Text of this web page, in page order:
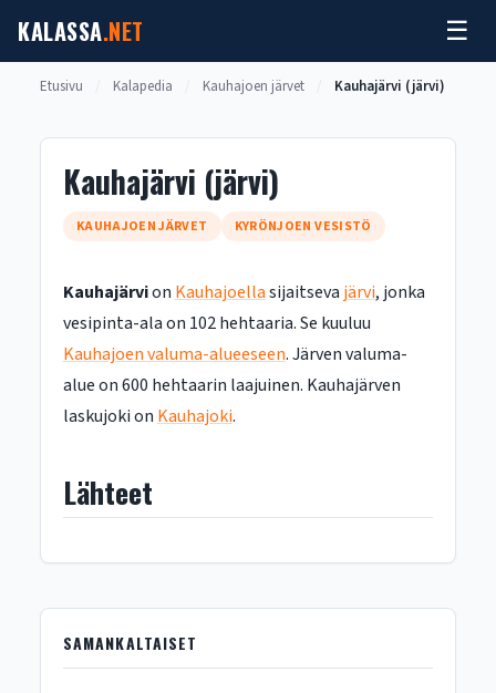
sisältöön
KALASSA.NET ☰
Etusivu Kalapedia Kauhajoen järvet Kauhajärvi (järvi)
Kauhajärvi (järvi)
KAUHAJOEN JÄRVET KYRÖNJOEN VESISTÖ
Kauhajärvion Kauhajoellasijaitseva järvi, jonka
vesipinta-ala on 102 hehtaaria. Se kuuluu
Kauhajoen valuma-alueeseen. Järven valuma-
alue on 600 hehtaarin laajuinen. Kauhajärven
laskujoki on Kauhajoki.
Lähteet
SAMANKALTAISET